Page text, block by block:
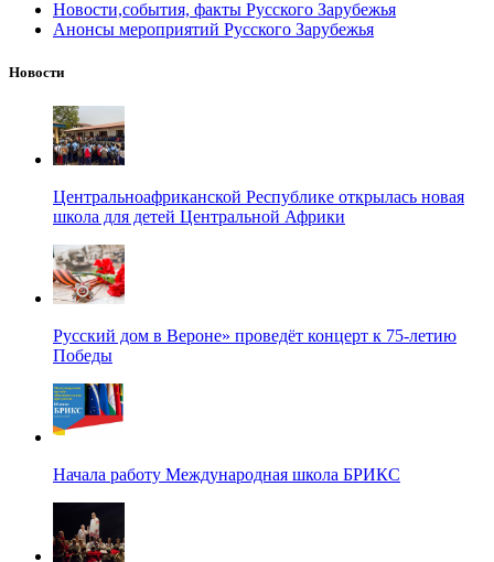
Новости,события, факты Русского Зарубежья
Анонсы мероприятий Русского Зарубежья
Новости
Центральноафриканской Республике открылась новая
школа для детей Центральной Африки
Русский дом в Вероне» проведёт концерт к 75-летию
Победы
Начала работу Международная школа БРИКС